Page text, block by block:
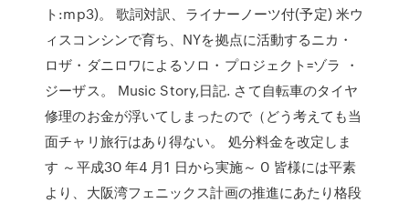
ト:mp3)。 歌詞対訳、ライナーノーツ付(予定) 米ウ
ィスコンシンで育ち、NYを拠点に活動するニカ・
ロザ・ダニロワによるソロ・プロジェクト=ゾラ ・
ジーザス。 Music Story,日記. さて自転車のタイヤ
修理のお金が浮いてしまったので（どう考えても当
面チャリ旅行はあり得ない。 処分料金を改定しま
す ～平成30 年4 月1 日から実施～ 0 皆様には平素
より、大阪湾フェニックス計画の推進にあたり格段